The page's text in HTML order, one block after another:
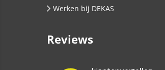
Werken bij DEKAS
Reviews